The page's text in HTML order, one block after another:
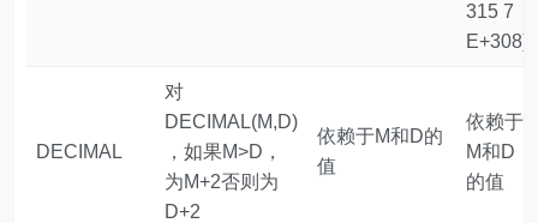
315 7
E+308)
DECIMAL
对
DECIMAL(M,D)
，如果M>D，
为M+2否则为
D+2
依赖于M和D的
值
依赖于
M和D
的值